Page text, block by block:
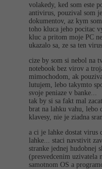
volakedy, ked som este
antivirus, pouzival som
dokumentov, az kym
toho kluca jeho pocitac
kluc a pritom moje PC
ukazalo sa, ze sa ten
cize by som si nebol na
notebook bez virov a
mimochodom, ak
lutujem, lebo takymto
svoje peniaze v banke...
tak by si sa fakt mal
brat na lahku vahu, lebo
klavesy, nie je ziadna
a ci je lahke dostat virus
lahke... staci navstivit
stranke jednej hudobnej
(presvedcenim uzivatela
samotnom OS a